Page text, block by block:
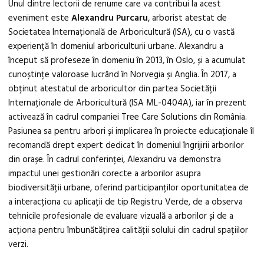
Unul dintre lectorii de renume care va contribui la acest
eveniment esteAlexandru Purcaru, arborist atestat de
Societatea Internațională de Arboricultură (ISA), cu o vastă
experiență în domeniul arboriculturii urbane. Alexandru a
început să profeseze în domeniu în 2013, în Oslo, și a acumulat
cunoștințe valoroase lucrând în Norvegia și Anglia. În 2017, a
obținut atestatul de arboricultor din partea Societății
Internaționale de Arboricultură (ISA ML-0404A), iar în prezent
activează în cadrul companiei Tree Care Solutions din România.
Pasiunea sa pentru arbori și implicarea în proiecte educaționale îl
recomandă drept expert dedicat în domeniul îngrijirii arborilor
din orașe. În cadrul conferinței, Alexandru va demonstra
impactul unei gestionări corecte a arborilor asupra
biodiversității urbane, oferind participanților oportunitatea de
a interacționa cu aplicații de tip Registru Verde, de a observa
tehnicile profesionale de evaluare vizuală a arborilor și de a
acționa pentru îmbunătățirea calității solului din cadrul spațiilor
verzi.